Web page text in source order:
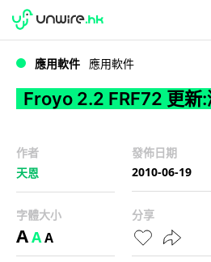
Froyo 2.2 FRF72 更
WWDC 2026
應用軟件 應用軟件
Froyo 2.2 FRF72 更新
作者
天恩
發佈日期
2010-06-19
字體大小
AAA
分享